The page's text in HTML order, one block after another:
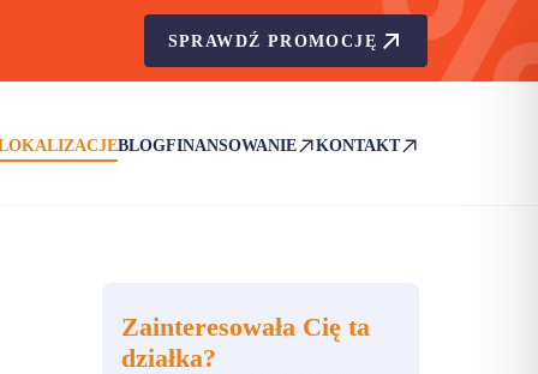
SPRAWDŹ PROMOCJĘ
BLOGFINANSOWANIE
(OTWIERA SIĘ W NOWEJ KARCIE)
KONTAKT
(OTWIERA SIĘ W NOWEJ
Zainteresowała Cię ta
działka?